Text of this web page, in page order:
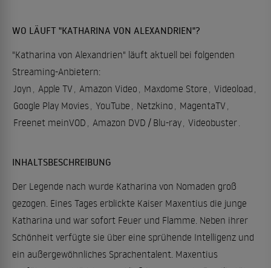
WO LÄUFT "KATHARINA VON ALEXANDRIEN"?
"Katharina von Alexandrien" läuft aktuell bei folgenden
Streaming-Anbietern:
Joyn , Apple TV, Amazon Video , Maxdome Store , Videoload ,
Google Play Movies, YouTube , Netzkino , MagentaTV,
Freenet meinVOD , Amazon DVD / Blu-ray, Videobuster.
INHALTSBESCHREIBUNG
Der Legende nach wurde Katharina von Nomaden groß
gezogen. Eines Tages erblickte Kaiser Maxentius die junge
Katharina und war sofort Feuer und Flamme. Neben ihrer
Schönheit verfügte sie über eine sprühende Intelligenz und
ein außergewöhnliches Sprachentalent. Maxentius